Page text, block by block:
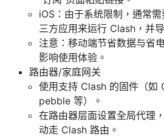
iOS：由于系统限制，通常
三方应用来运行 Clash，并
注意：移动端节省数据与省
影响使用体验。
路由器/家庭网关
使用支持 Clash 的固件（如
pebble 等）。
在路由器层面设置全局代理
动走 Clash 路由。